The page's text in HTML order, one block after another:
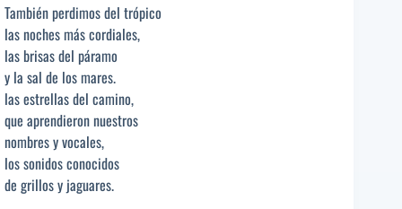
También perdimos del trópico
las noches más cordiales,
las brisas del páramo
y la sal de los mares.
las estrellas del camino,
que aprendieron nuestros
nombres y vocales,
los sonidos conocidos
de grillos y jaguares.